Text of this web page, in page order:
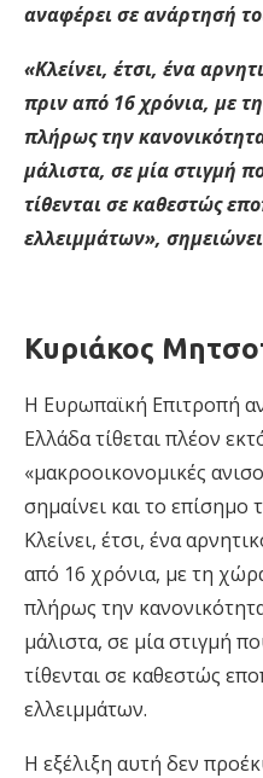
αναφέρει σε ανάρτησή
«Κλείνει, έτσι, ένα
πριν από 16 χρόνια, με
πλήρως την
μάλιστα, σε μία στιγμή
τίθενται σε καθεστώς
ελλειμμάτων»,
Κυριάκος
Η Ευρωπαϊκή Επιτροπή
Ελλάδα τίθεται πλέον
«μακροοικονομικές
σημαίνει και το επίσημο
Κλείνει, έτσι, ένα
από 16 χρόνια, με τη
πλήρως την
μάλιστα, σε μία στιγμή
τίθενται σε καθεστώς
ελλειμμάτων.
Η εξέλιξη αυτή δεν